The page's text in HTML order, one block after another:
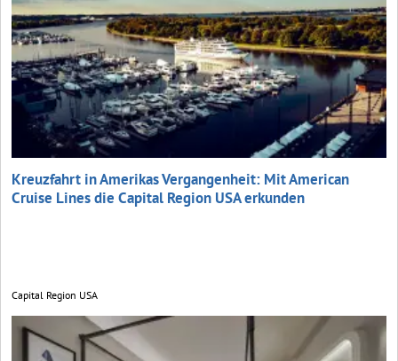
Kreuzfahrt in Amerikas Vergangenheit: Mit American
Cruise Lines die Capital Region USA erkunden
Capital Region USA